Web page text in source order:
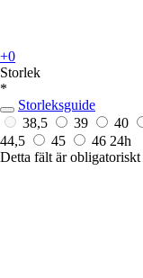
+0
Storlek
*
Storleksguide
38,5
39 40
44,5
45 46 24h
Detta fält är obligatoriskt